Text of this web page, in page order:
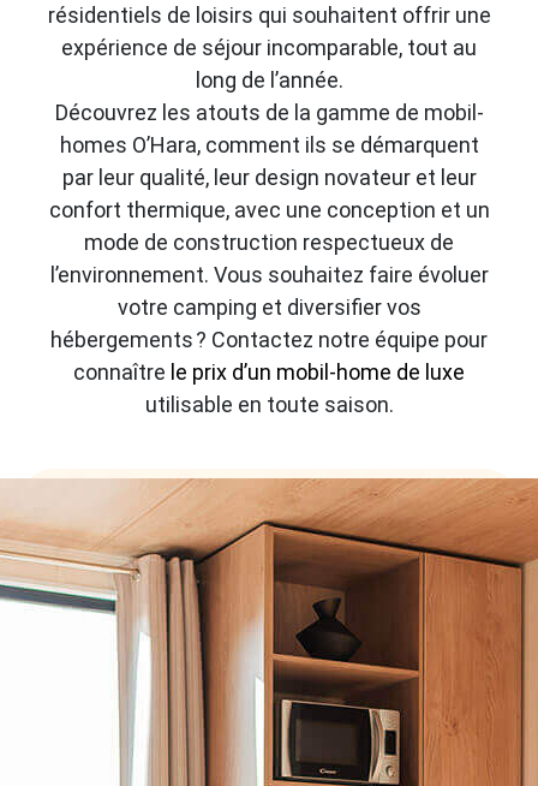
résidentiels de loisirs qui souhaitent offrir une
expérience de séjour incomparable, tout au
long de l’année.
Découvrez les atouts de la gamme de mobil-
homes O’Hara, comment ils se démarquent
par leur qualité, leur design novateur et leur
confort thermique, avec une conception et un
mode de construction respectueux de
l’environnement. Vous souhaitez faire évoluer
votre camping et diversifier vos
hébergements ? Contactez notre équipe pour
connaître le prix d’un mobil-home de luxe
utilisable en toute saison.